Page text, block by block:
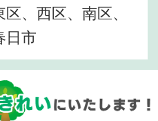
、西区、南区、
日市